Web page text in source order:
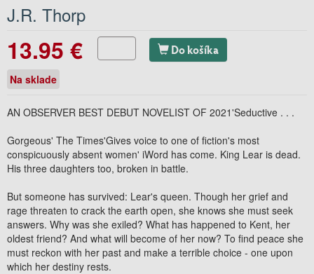
J.R. Thorp
13.95 € Do košíka
Na sklade
AN OBSERVER BEST DEBUT NOVELIST OF 2021'Seductive . . .
Gorgeous' The Times'Gives voice to one of fiction's most
conspicuously absent women' iWord has come. King Lear is dead.
His three daughters too, broken in battle.
But someone has survived: Lear's queen. Though her grief and
rage threaten to crack the earth open, she knows she must seek
answers. Why was she exiled? What has happened to Kent, her
oldest friend? And what will become of her now? To find peace she
must reckon with her past and make a terrible choice - one upon
which her destiny rests.